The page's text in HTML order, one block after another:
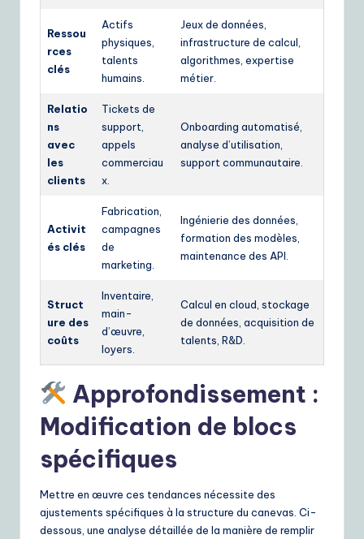
Ressou
rces
clés
Actifs
physiques,
talents
humains.
Jeux de données,
infrastructure de calcul,
algorithmes, expertise
métier.
Relatio
ns
avec
les
clients
Tickets de
support,
appels
commerciau
x.
Onboarding automatisé,
analyse d’utilisation,
support communautaire.
Activit
és clés
Fabrication,
campagnes
de
marketing.
Ingénierie des données,
formation des modèles,
maintenance des API.
Struct
ure des
coûts
Inventaire,
main-
d’œuvre,
loyers.
Calcul en cloud, stockage
de données, acquisition de
talents, R&D.
Approfondissement :
Modification de blocs
spécifiques
Mettre en œuvre ces tendances nécessite des
ajustements spécifiques à la structure du canevas. Ci-
dessous, une analyse détaillée de la manière de remplir